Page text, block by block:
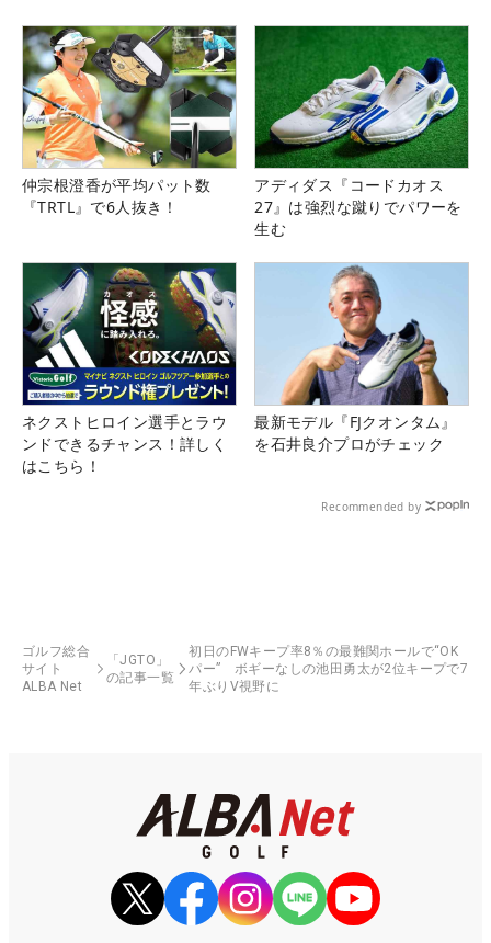
仲宗根澄香が平均パット数
『TRTL』で6人抜き！
アディダス『コードカオス
27』は強烈な蹴りでパワーを
生む
ネクストヒロイン選手とラウ
ンドできるチャンス！詳しく
はこちら！
最新モデル『FJクオンタム』
を石井良介プロがチェック
Recommended by
ゴルフ総合
サイト
ALBA Net
「JGTO」
の記事一覧
初日のFWキープ率8％の最難関ホールで“OK
パー” ボギーなしの池田勇太が2位キープで7
年ぶりV視野に